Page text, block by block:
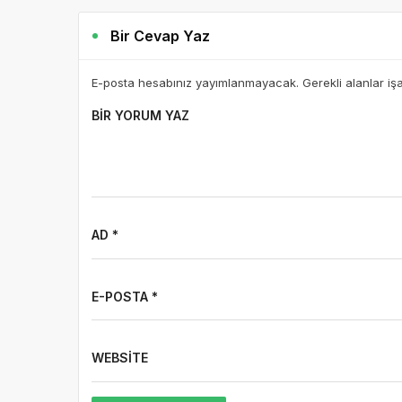
Bir Cevap Yaz
E-posta hesabınız yayımlanmayacak. Gerekli alanlar
BIR YORUM YAZ
AD *
E-POSTA *
WEBSITE